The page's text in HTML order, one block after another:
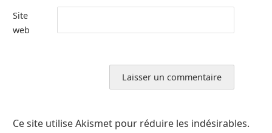
Site
web
Ce site utilise Akismet pour réduire les indésirables.